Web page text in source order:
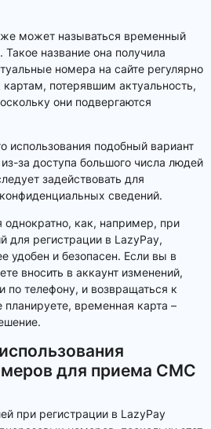
может называться временный
название она получила
номера на сайте регулярно
потерявшим актуальность,
они подвергаются
использования подобный вариант
за доступа большого числа людей
задействовать для
сведений.
однократно, как, например, при
для регистрации в LazyPay,
удобен и безопасен. Если вы в
вносить в аккаунт изменений,
телефону, и возвращаться к
временная карта –
для приема СМС
при регистрации в LazyPay